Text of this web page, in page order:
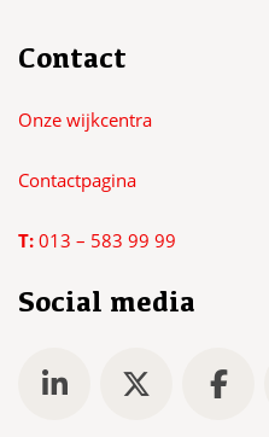
Contact
Onze wijkcentra
Contactpagina
T: 013 – 583 99 99
Social media